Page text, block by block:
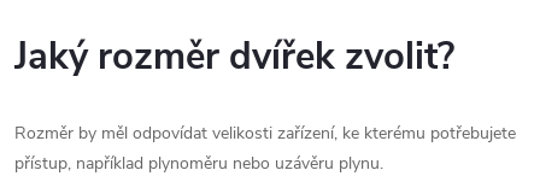
Jaký rozměr dvířek zvolit?
Rozměr by měl odpovídat velikosti zařízení, ke kterému potřebujete
přístup, například plynoměru nebo uzávěru plynu.